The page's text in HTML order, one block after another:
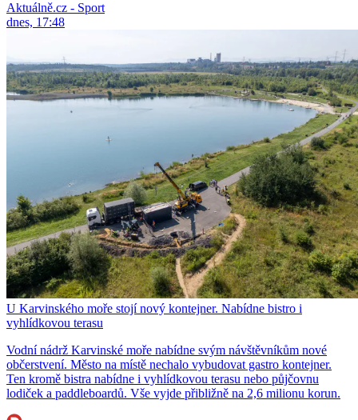
Aktuálně.cz - Sport
dnes, 17:48
U Karvinského moře stojí nový kontejner. Nabídne bistro i
vyhlídkovou terasu
Vodní nádrž Karvinské moře nabídne svým návštěvníkům nové
občerstvení. Město na místě nechalo vybudovat gastro kontejner.
Ten kromě bistra nabídne i vyhlídkovou terasu nebo půjčovnu
lodiček a paddleboardů. Vše vyjde přibližně na 2,6 milionu korun.